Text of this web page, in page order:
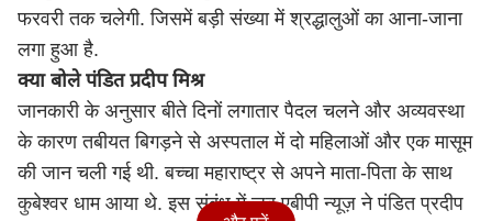
फरवरी तक चलेगी. जिसमें बड़ी संख्या में श्रद्धालुओं का आना-जाना
लगा हुआ है.
क्या बोले पंडित प्रदीप मिश्र
जानकारी के अनुसार बीते दिनों लगातार पैदल चलने और अव्यवस्था
के कारण तबीयत बिगड़ने से अस्पताल में दो महिलाओं और एक मासूम
की जान चली गई थी. बच्चा महाराष्ट्र से अपने माता-पिता के साथ
कुबेश्वर धाम आया थे. इस संबंध में जब एबीपी न्यूज़ ने पंडित प्रदीप